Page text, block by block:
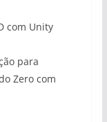
com Unity
para
Zero com